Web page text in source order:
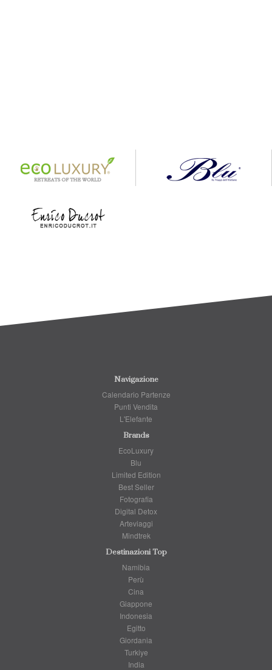
Navigazione
Calendario Partenze
Punti Vendita
L'Elefante
Brands
EcoLuxury
Blu
Limited Edition
Best Seller
Fotografia
Digital Detox
Arteviaggi
Mindtrek
Destinazioni Top
Namibia
Perù
Cina
Giappone
Indonesia
Egitto
Giordania
Turkiye
India